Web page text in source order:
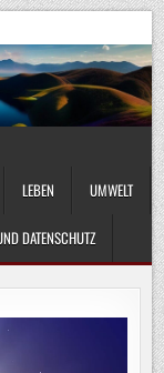
LEBEN UMWELT
DATENSCHUTZ